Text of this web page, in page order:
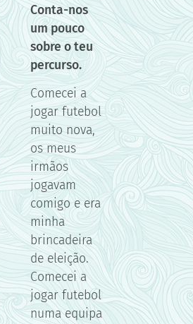
Conta-nos
um pouco
sobre o teu
percurso.
Comecei a
jogar futebol
muito nova,
os meus
irmãos
jogavam
comigo e era
minha
brincadeira
de eleição.
Comecei a
jogar futebol
numa equipa